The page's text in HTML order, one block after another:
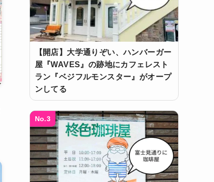
【開店】大学通りぞい、ハンバーガー
屋『WAVES』の跡地にカフェレスト
ラン『ベジフルモンスター』がオープ
ンしてる
No.3